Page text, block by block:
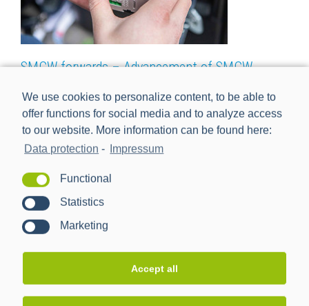
We use cookies to personalize content, to be able to
offer functions for social media and to analyze access
to our website. More information can be found here:
Data protection - Impressum
Functional
Statistics
Marketing
Accept all
SMGW-forwards – Advancement of SMGW-
unIT-e² Real Lab for Networked E-Mobility